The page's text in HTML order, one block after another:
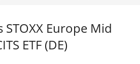
STOXX Europe Mid
ETF (DE)